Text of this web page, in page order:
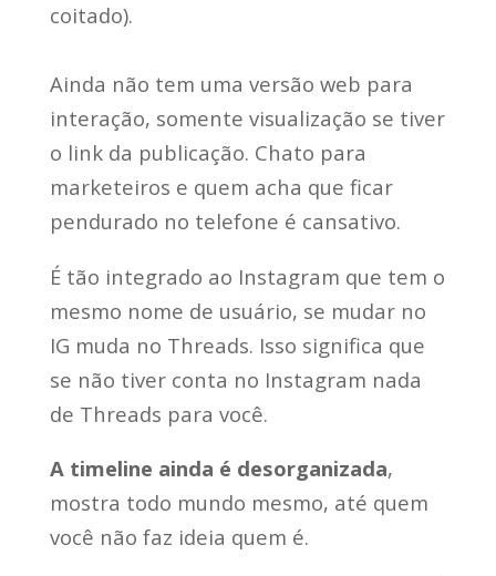
coitado).
Ainda não tem uma versão web para
interação, somente visualização se tiver
o link da publicação. Chato para
marketeiros e quem acha que ficar
pendurado no telefone é cansativo.
É tão integrado ao Instagram que tem o
mesmo nome de usuário, se mudar no
IG muda no Threads. Isso significa que
se não tiver conta no Instagram nada
de Threads para você.
A timeline ainda é desorganizada,
mostra todo mundo mesmo, até quem
você não faz ideia quem é.